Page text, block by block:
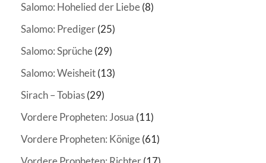
Salomo: Hohelied der Liebe(8)
Salomo: Prediger(25)
Salomo: Sprüche(29)
Salomo: Weisheit(13)
Sirach – Tobias(29)
Vordere Propheten: Josua (11)
Vordere Propheten: Könige(61)